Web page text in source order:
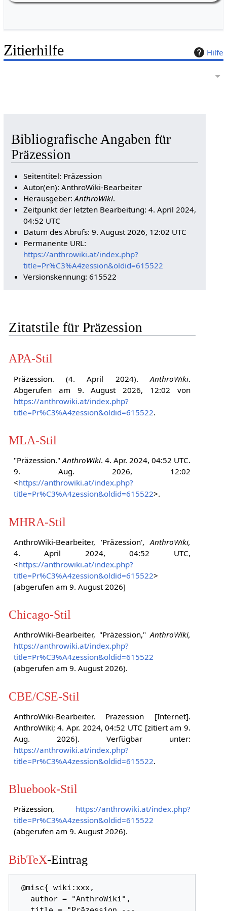
Hilfe
Zitierhilfe
Bibliografische Angaben für
Präzession
Seitentitel: Präzession
Autor(en): AnthroWiki-Bearbeiter
Herausgeber:AnthroWiki.
Zeitpunkt der letzten Bearbeitung: 4. April 2024,
04:52 UTC
Datum des Abrufs: 9. August 2026, 12:02 UTC
Permanente URL:
https://anthrowiki.at/index.php?
title=Pr%C3%A4zession&oldid=615522
Versionskennung: 615522
Zitatstile für Präzession
APA-Stil
Präzession. (4. April 2024).AnthroWiki.
Abgerufen am 9. August 2026, 12:02 von
https://anthrowiki.at/index.php?
title=Pr%C3%A4zession&oldid=615522.
MLA-Stil
"Präzession."AnthroWiki. 4. Apr. 2024, 04:52 UTC.
9. Aug. 2026, 12:02
<https://anthrowiki.at/index.php?
title=Pr%C3%A4zession&oldid=615522>.
MHRA-Stil
AnthroWiki-Bearbeiter, 'Präzession',AnthroWiki,
4. April 2024, 04:52 UTC,
<https://anthrowiki.at/index.php?
title=Pr%C3%A4zession&oldid=615522>
[abgerufen am 9. August 2026]
Chicago-Stil
AnthroWiki-Bearbeiter, "Präzession,"AnthroWiki,
https://anthrowiki.at/index.php?
title=Pr%C3%A4zession&oldid=615522
(abgerufen am 9. August 2026).
CBE/CSE-Stil
AnthroWiki-Bearbeiter. Präzession [Internet].
AnthroWiki; 4. Apr. 2024, 04:52 UTC [zitiert am 9.
Aug. 2026]. Verfügbar unter:
https://anthrowiki.at/index.php?
title=Pr%C3%A4zession&oldid=615522.
Bluebook-Stil
Präzession, https://anthrowiki.at/index.php?
title=Pr%C3%A4zession&oldid=615522
(abgerufen am 9. August 2026).
BibTeX-Eintrag
@misc{ wiki:xxx,